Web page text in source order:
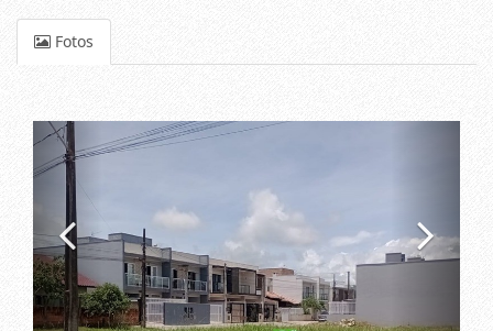
Fotos